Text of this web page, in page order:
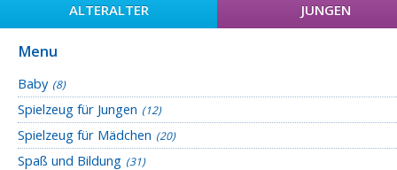
ALTERALTER JUNGEN
Menu
Baby (8)
Spielzeug für Jungen (12)
Spielzeug für Mädchen (20)
Spaß und Bildung (31)